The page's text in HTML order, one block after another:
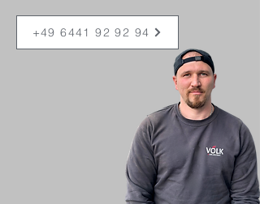
+49 6441 92 92 94